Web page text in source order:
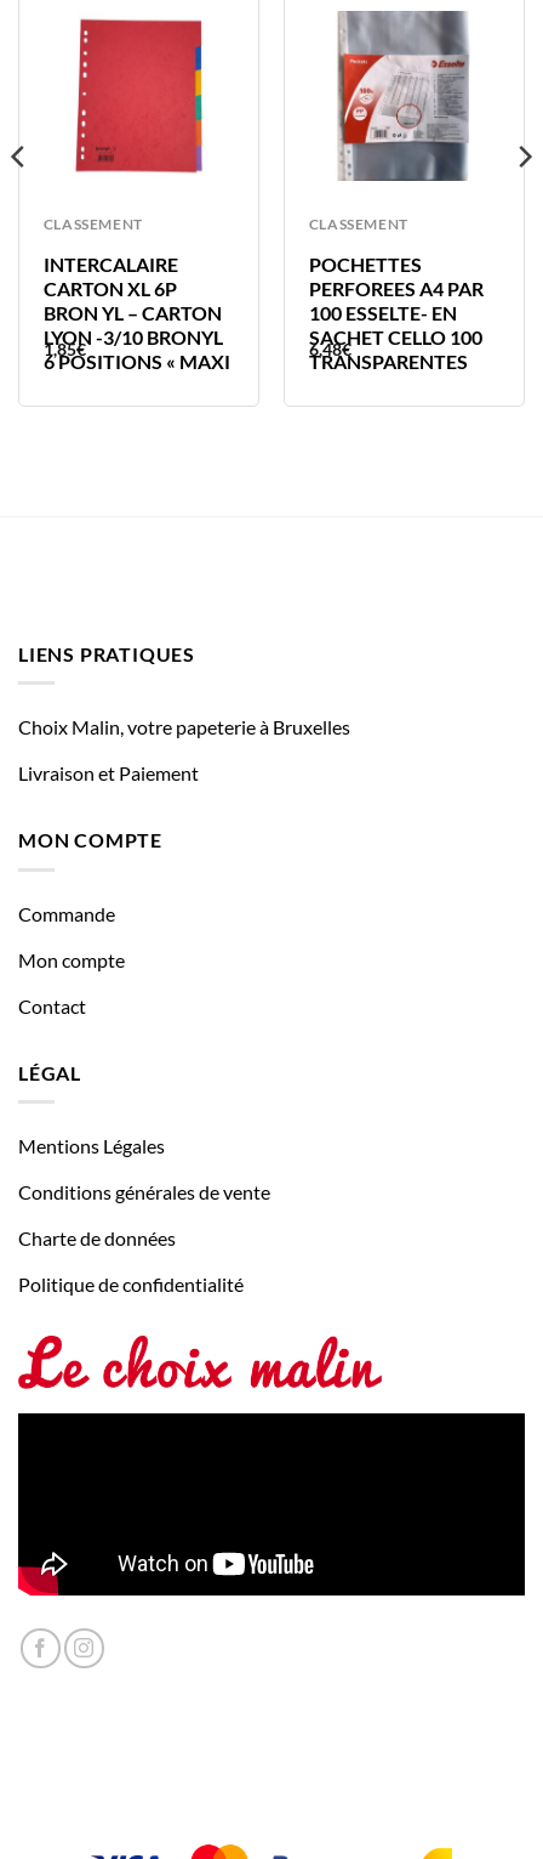
CLASSEMENT
INTERCALAIRE
CARTON XL 6P
BRON YL – CARTON
LYON -3/10 BRONYL
6 POSITIONS « MAXI
1,85€
CLASSEMENT
POCHETTES
PERFOREES A4 PAR
100 ESSELTE- EN
SACHET CELLO 100
TRANSPARENTES
6,48€
LIENS PRATIQUES
Choix Malin, votre papeterie à Bruxelles
Livraison et Paiement
MON COMPTE
Commande
Mon compte
Contact
LÉGAL
Mentions Légales
Conditions générales de vente
Charte de données
Politique de confidentialité